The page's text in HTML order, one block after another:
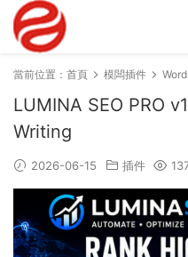
當前位置： 首頁 模闆插件
LUMINA SEO PRO
Writing
2026-06-15 插件